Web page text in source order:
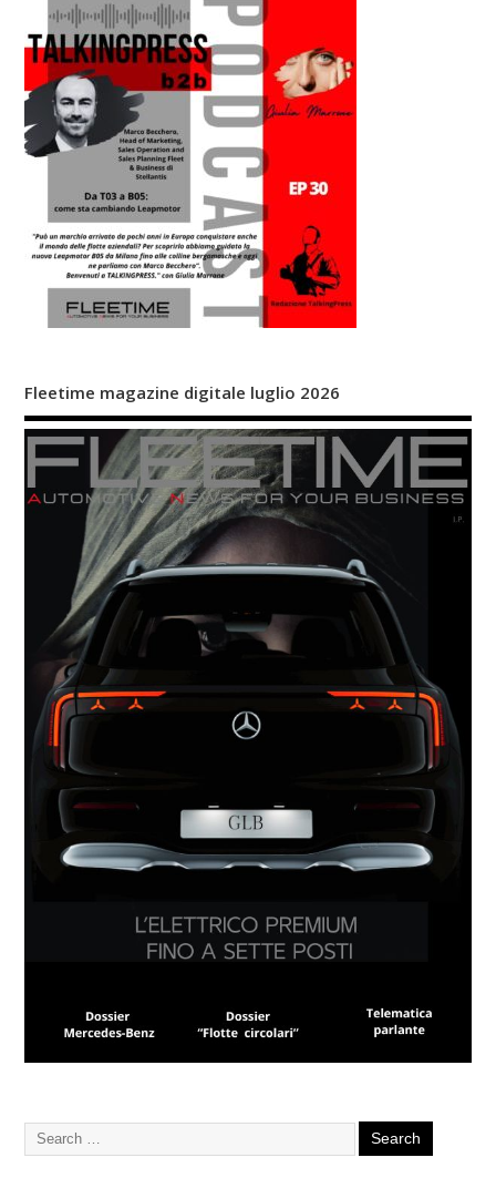
Fleetime magazine digitale luglio 2026